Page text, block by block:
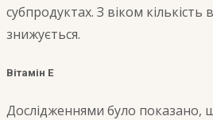
субпродуктах. З віком кількість
знижується.
Вітамін Е
Дослідженнями було показано,